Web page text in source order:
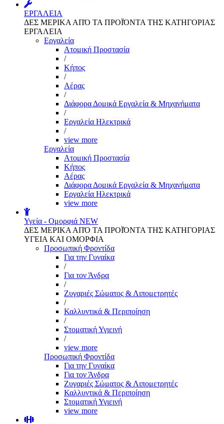
ΕΡΓΑΛΕΙΑ
ΔΕΣ ΜΕΡΙΚΑ ΑΠΌ ΤΑ ΠΡΟΪΌΝΤΑ ΤΗΣ ΚΑΤΗΓΟΡΙΑΣ
ΕΡΓΑΛΕΙΑ
Εργαλεία
Aτομική Προστασία
/
Kήπος
/
Αέρας
/
Διάφορα Δομικά Εργαλεία & Μηχανήματα
/
Εργαλεία Ηλεκτρικά
/
view more
Εργαλεία
Aτομική Προστασία
Kήπος
Αέρας
Διάφορα Δομικά Εργαλεία & Μηχανήματα
Εργαλεία Ηλεκτρικά
view more
Υγεία - Ομορφιά NEW
ΔΕΣ ΜΕΡΙΚΑ ΑΠΌ ΤΑ ΠΡΟΪΌΝΤΑ ΤΗΣ ΚΑΤΗΓΟΡΙΑΣ
ΥΓΕΙΑ ΚΑΙ ΟΜΟΡΦΙΑ
Προσωπική Φροντίδα
Για την Γυναίκα
/
Για τον Άνδρα
/
Ζυγαριές Σώματος & Λιπομετρητές
/
Καλλυντικά & Περιποίηση
/
Στοματική Υγιεινή
/
view more
Προσωπική Φροντίδα
Για την Γυναίκα
Για τον Άνδρα
Ζυγαριές Σώματος & Λιπομετρητές
Καλλυντικά & Περιποίηση
Στοματική Υγιεινή
view more